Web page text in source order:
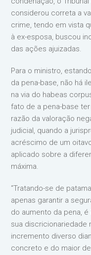
considerou correta a
crime, tendo em vista
à ex-esposa, buscou
das ações ajuizadas.
Para o ministro,
da pena-base, não há
na via do habeas
fato de a pena-base
razão da valoração
judicial, quando a
acréscimo de um
aplicado sobre a
máxima.
“Tratando-se de
apenas garantir a
do aumento da pena,
sua discricionariedade
incremento diverso
concreto e do maior